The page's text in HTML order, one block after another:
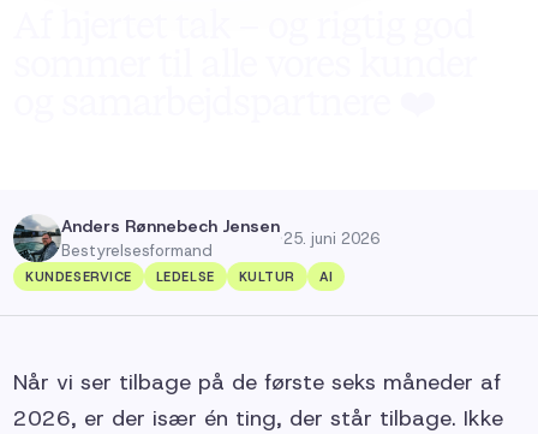
Anders Rønnebech Jensen
Bestyrelsesformand
·25. juni 2026
KUNDESERVICE LEDELSE KULTUR AI
Når vi ser tilbage på de første seks måneder af
2026, er der især én ting, der står tilbage. Ikke